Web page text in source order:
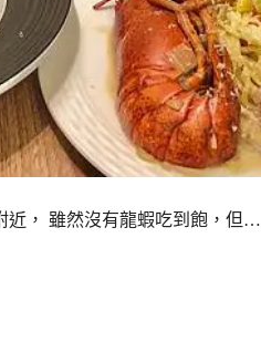
， 雖然沒有龍蝦吃到飽，但…